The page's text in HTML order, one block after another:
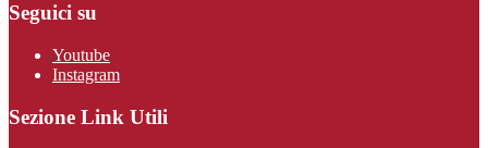
Seguici su
Youtube
Instagram
Sezione Link Utili